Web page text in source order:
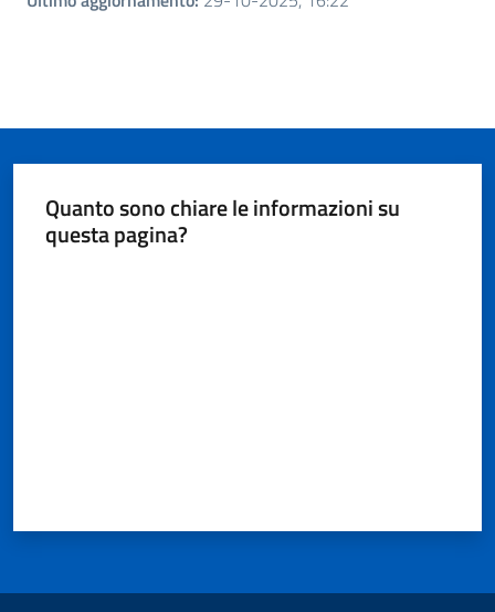
Quanto sono chiare le informazioni su
questa pagina?